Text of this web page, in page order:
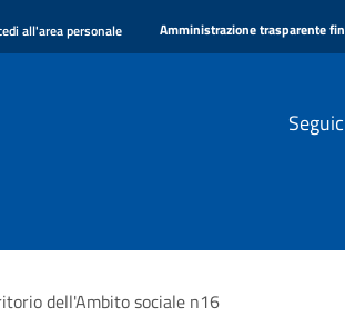
all'area personale Amministrazione trasparente
dell'Ambito sociale n16